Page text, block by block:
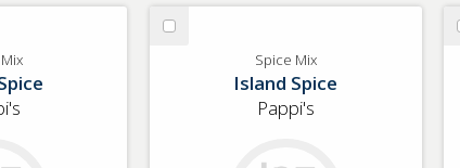
Välj
Spice Mix
Island Spice
Pappi's